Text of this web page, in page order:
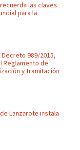
las claves
para la
Decreto 989/2015,
Reglamento de
y tramitación
Lanzarote instala